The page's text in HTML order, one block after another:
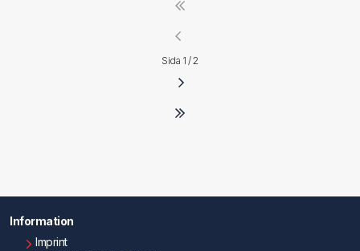
Sida 1 / 2
Information
Imprint